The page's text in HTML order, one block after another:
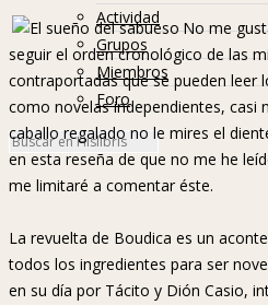
Actividad
Grupos
Miembros
Foro
No me
seguir el orden cronológico de las
contraportadas que se pueden leer
como novelas independientes, casi
caballo regalado no le mires el
en esta reseña de que no me he
me limitaré a comentar éste.
La revuelta de Boudica es un
todos los ingredientes para ser
en su día por Tácito y Dión Casio,